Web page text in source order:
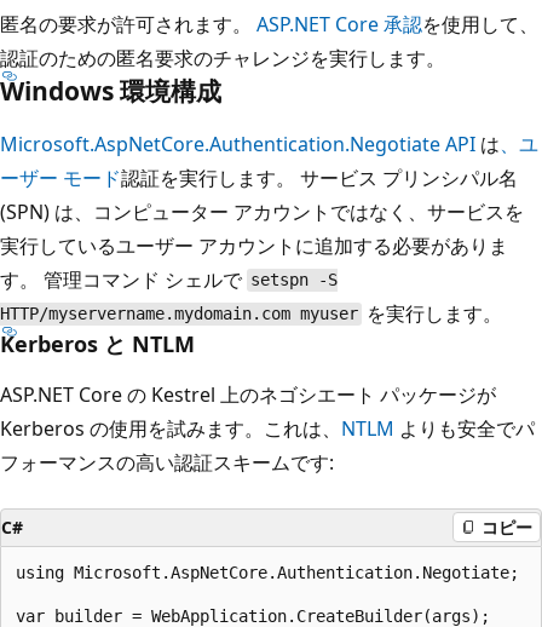
匿名の要求が許可されます。 ASP.NET Core 承認を使用して、
認証のための匿名要求のチャレンジを実行します。
Windows 環境構成
Microsoft.AspNetCore.Authentication.NegotiateAPI は、ユ
ーザー モード認証を実行します。 サービス プリンシパル名
(SPN) は、コンピューター アカウントではなく、サービスを
実行しているユーザー アカウントに追加する必要がありま
す。 管理コマンド シェルで setspn -S
HTTP/myservername.mydomain.com myuser を実行します。
Kerberos と NTLM
ASP.NET Core の Kestrel 上のネゴシエート パッケージが
Kerberos の使用を試みます。これは、 NTLM よりも安全でパ
フォーマンスの高い認証スキームです:
C# コピー
using Microsoft.AspNetCore.Authentication.Negotiate;
var builder = WebApplication.CreateBuilder(args);